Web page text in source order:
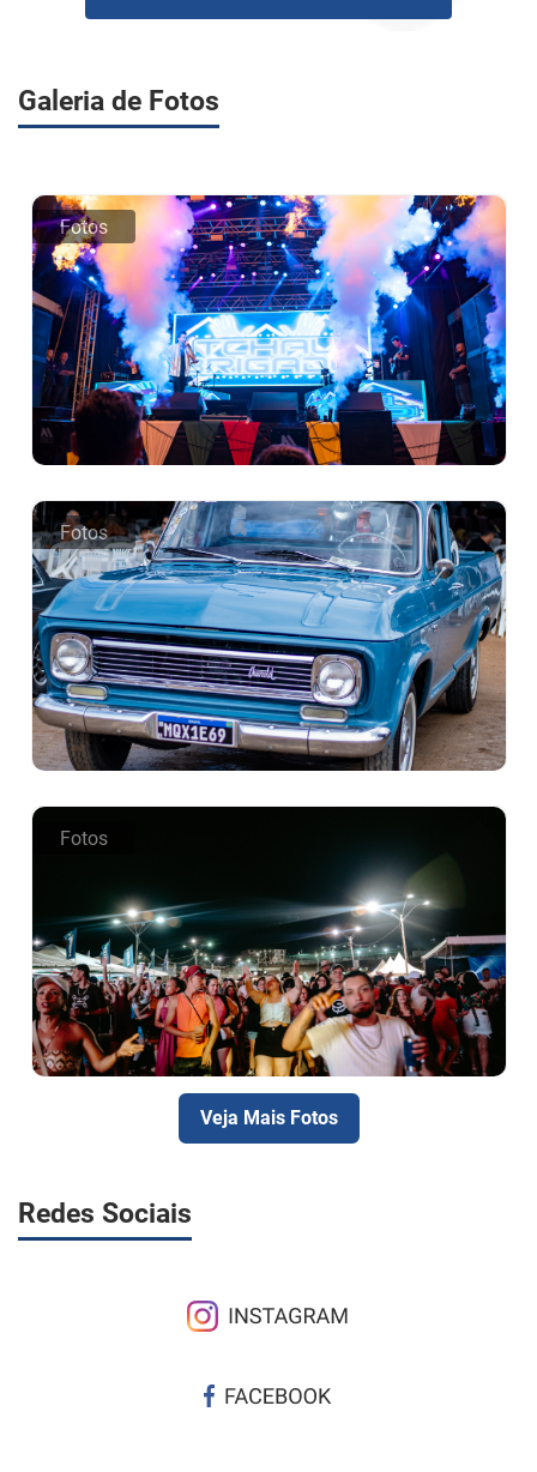
Galeria de Fotos
Fotos
Fotos
Fotos
Veja Mais Fotos
Redes Sociais